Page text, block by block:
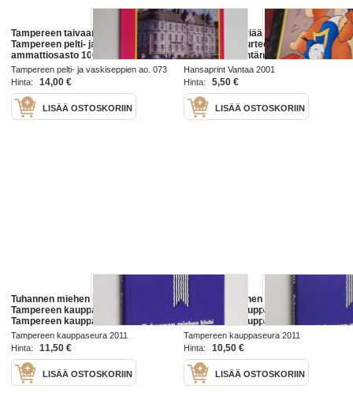
Tampereen taivaan alla :
Tampereen pelti- ja vaskiseppien
ammattiosasto 100 vuotta
Tampereen pelti- ja vaskiseppien ao. 073
2000
Hinta: 14,00 €
LISÄÄ OSTOSKORIIN
Kyä viksut päriää Barksin tarinoita
Tampereen murteella.Tampereen
murteelle kääntänyt Katariina
Kallio. v.2001. Sivuja 52.
Hauskuutta riittää Tampereen
kiälellä
Hansaprint Vantaa 2001
Hinta:
5,50 €
LISÄÄ OSTOSKORIIN
Tuhannen miehen klubi :
Tampereen kauppaseura 125 -
Tampereen kauppaseura 125
Tampereen kauppaseura 2011
Hinta:
11,50 €
LISÄÄ OSTOSKORIIN
Tuhannen miehen klubi :
Tampereen kauppaseura 125 -
Tampereen kauppaseura 125
Tampereen kauppaseura 2011
Hinta:
10,50 €
LISÄÄ OSTOSKORIIN